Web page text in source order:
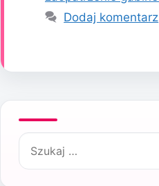
Dodaj komentarz
Szukaj: